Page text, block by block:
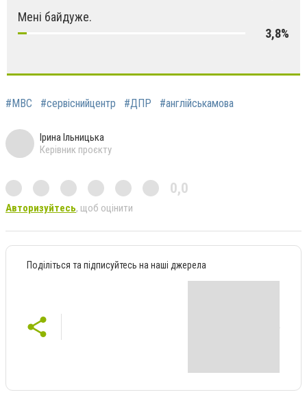
Мені байдуже.
3,8%
#МВС #сервіснийцентр #ДПР #англійськамова
Ірина Ільницька
Керівник проєкту
0,0
Авторизуйтесь, щоб оцінити
Поділіться та підписуйтесь на наші джерела